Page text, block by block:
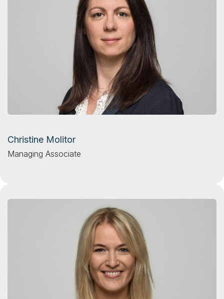
Christine Molitor
Managing Associate